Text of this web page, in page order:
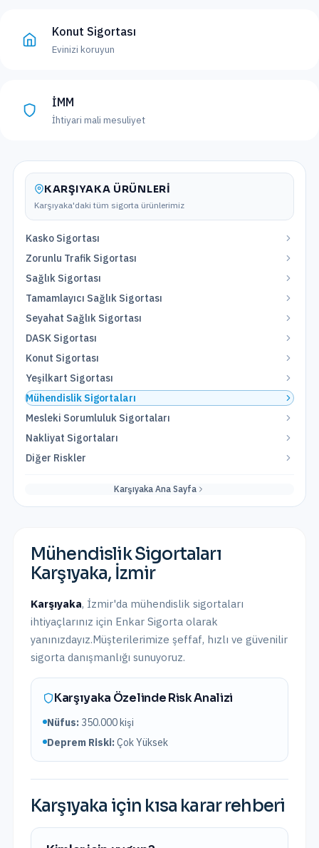
Konut Sigortası
Evinizi koruyun
İMM
İhtiyari mali mesuliyet
KARŞIYAKA ÜRÜNLERI
Karşıyaka'daki tüm sigorta ürünlerimiz
Kasko Sigortası
Zorunlu Trafik Sigortası
Sağlık Sigortası
Tamamlayıcı Sağlık Sigortası
Seyahat Sağlık Sigortası
DASK Sigortası
Konut Sigortası
Yeşilkart Sigortası
Mühendislik Sigortaları
Mesleki Sorumluluk Sigortaları
Nakliyat Sigortaları
Diğer Riskler
Karşıyaka Ana Sayfa
Mühendislik Sigortaları
Karşıyaka, İzmir
Karşıyaka, İzmir'da mühendislik sigortaları
ihtiyaçlarınız için Enkar Sigorta olarak
yanınızdayız.Müşterilerimize şeffaf, hızlı ve güvenilir
sigorta danışmanlığı sunuyoruz.
Karşıyaka Özelinde Risk Analizi
Nüfus: 350.000kişi
Deprem Riski:Çok Yüksek
Karşıyaka için kısa karar rehberi